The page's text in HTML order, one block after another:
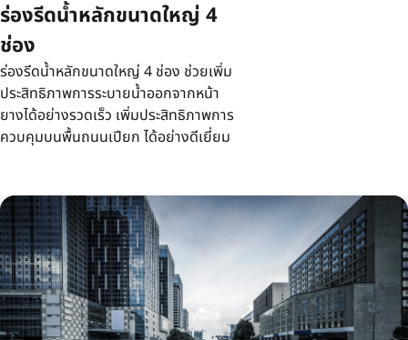
ร่องรีดน้ำหลักขนาดใหญ่ 4
ช่อง
ร่องรีดน้ำหลักขนาดใหญ่ 4 ช่อง ช่วยเพิ่ม
ประสิทธิภาพการระบายน้ำออกจากหน้า
ยางได้อย่างรวดเร็ว เพิ่มประสิทธิภาพการ
ควบคุมบนพื้นถนนเปียก ได้อย่างดีเยี่ยม